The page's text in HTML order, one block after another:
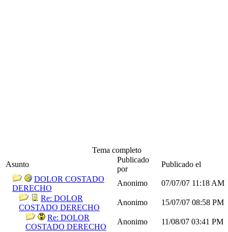
Tema completo
Asunto
Publicado
por
Publicado el
DOLOR COSTADO
DERECHO
Anonimo 07/07/07 11:18 AM
Re: DOLOR
COSTADO DERECHO
Anonimo 15/07/07 08:58 PM
Re: DOLOR
COSTADO DERECHO
Anonimo 11/08/07 03:41 PM